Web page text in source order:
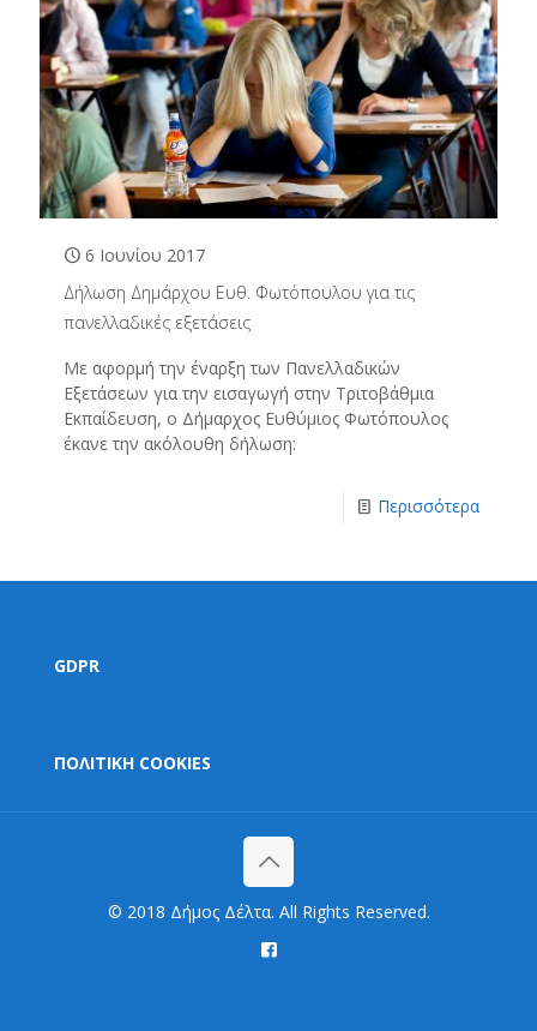
6 Ιουνίου 2017
Δήλωση Δημάρχου Ευθ. Φωτόπουλου για τις
πανελλαδικές εξετάσεις
Με αφορμή την έναρξη των Πανελλαδικών
Εξετάσεων για την εισαγωγή στην Τριτοβάθμια
Εκπαίδευση, ο Δήμαρχος Ευθύμιος Φωτόπουλος
έκανε την ακόλουθη δήλωση:
Περισσότερα
GDPR
ΠΟΛΙΤΙΚΗ COOKIES
© 2018 Δήμος Δέλτα. All Rights Reserved.